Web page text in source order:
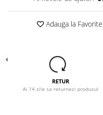
Filtre Purificatoare Aer
Accesorii Piese Aer
Home & Deco
Dezinfectanti
Accesorii Audio Hi-Fi
Adauga la Favorite
RETUR
Ai 14 zile sa returnezi produsul